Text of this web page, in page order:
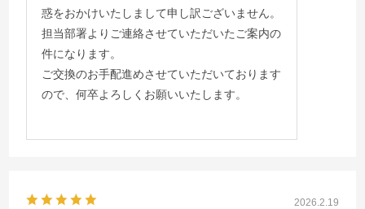
惑をおかけいたしまして申し訳ございません。
担当部署よりご連絡させていただいたご案内の
件になります。
ご交換のお手配進めさせていただいております
ので、何卒よろしくお願いいたします。
2026.2.19